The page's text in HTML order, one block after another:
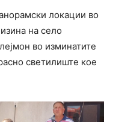
локации во
на село
во изминатите
светилиште кое